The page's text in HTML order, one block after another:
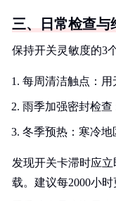
三、日常检查与
保持开关灵敏度的3
每周清洁触点：
雨季加强密封检
冬季预热：寒冷
发现开关卡滞时应
载。建议每2000小